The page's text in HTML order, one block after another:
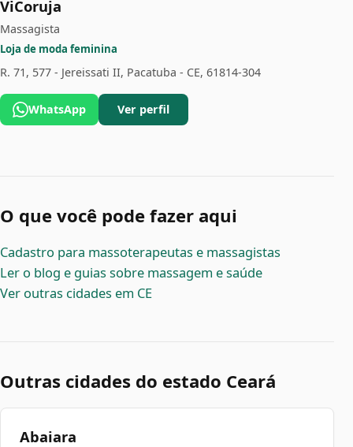
ViCoruja
Massagista
Loja de moda feminina
R. 71, 577 - Jereissati II, Pacatuba - CE, 61814-304
WhatsApp Ver perfil
O que você pode fazer aqui
Cadastro para massoterapeutas e massagistas
Ler o blog e guias sobre massagem e saúde
Ver outras cidades em CE
Outras cidades do estado Ceará
Abaiara